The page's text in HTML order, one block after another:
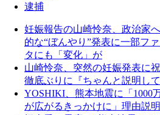
逮捕
妊娠報告の山崎怜奈、政治家
的な“ぼんやり”発表に一部フ
タにも「変化」が
山崎怜奈、突然の妊娠発表に
徹底ぶりに『ちゃんと説明し
YOSHIKI、熊本地震に「1000
が広がるきっかけに」理由説